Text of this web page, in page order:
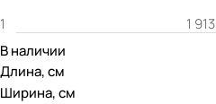
В наличии
Длина, см
Ширина, см